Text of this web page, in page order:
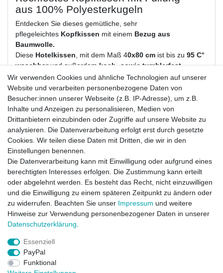
aus 100% Polyesterkugeln
Entdecken Sie dieses gemütliche, sehr
pflegeleichtes Kopfkissen mit einem Bezug aus
Baumwolle.
Diese Hotelkissen, mit dem Maß 40x80 cm ist bis zu 95 C°
waschbarund außerdemkoch- sowie tumblerfest.
Für den Einsatz inHotels, Pensionen oder auch
Pflegeheimen istdieses Kissen bestens geeignet.
Bezug: 100% Baumwolle sanforisiert, Hülle
Farbe:
Pflegehinweis:
Ab einer Bestellmenge von 10 Stück fragen Sie nach
unserem Mengen-Rabatt
Weitere passende Bettdecken und Kopfkissen finden Sie in
unserem breiten Sortiment an Betttextilien
Wenden Sie sich auch gerne jederzeit bei Fragen an unser
Wir verwenden Cookies und ähnliche Technologien auf unserer
Website und verarbeiten personenbezogene Daten von
Besucher:innen unserer Webseite (z.B. IP-Adresse), um z.B.
Inhalte und Anzeigen zu personalisieren, Medien von
Drittanbietern einzubinden oder Zugriffe auf unsere Website zu
analysieren. Die Datenverarbeitung erfolgt erst durch gesetzte
Cookies. Wir teilen diese Daten mit Dritten, die wir in den
Einstellungen benennen.
Die Datenverarbeitung kann mit Einwilligung oder aufgrund eines
berechtigten Interesses erfolgen. Die Zustimmung kann erteilt
oder abgelehnt werden. Es besteht das Recht, nicht einzuwilligen
und die Einwilligung zu einem späteren Zeitpunkt zu ändern oder
zu widerrufen. Beachten Sie unser Impressum und weitere
Hinweise zur Verwendung personenbezogener Daten in unserer
Daten­schutz­erklärung
Essenziell
PayPal
Funktional